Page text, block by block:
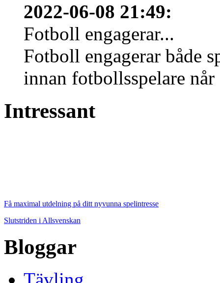
2022-06-08 21:49:
Fotboll engagerar...
Fotboll engagerar både
innan fotbollsspelare
Intressant
Få maximal utdelning på ditt nyvunna spelintresse
Slutstriden i Allsvenskan
Bloggar